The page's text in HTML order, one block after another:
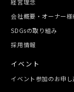
経営理念
会社概要・オーナー様
SDGsの取り組み
採用情報
イベント
イベント参加のお申し